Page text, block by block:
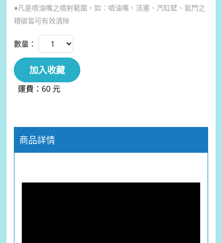
●凡是噴油嘴之噴射範圍，如：噴油嘴、活塞、汽缸壁、氣門之
積碳皆可有效清除
數量：
加入收藏
運費：60 元
商品詳情